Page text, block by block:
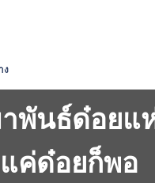
ง
พันธ์ด๋อยแ
ค่ด๋อยก็พอ